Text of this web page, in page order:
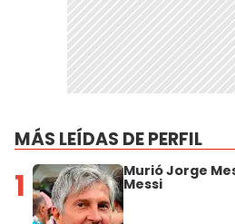
MÁS LEÍDAS DE PERFIL
1 Murió Jorge
Messi